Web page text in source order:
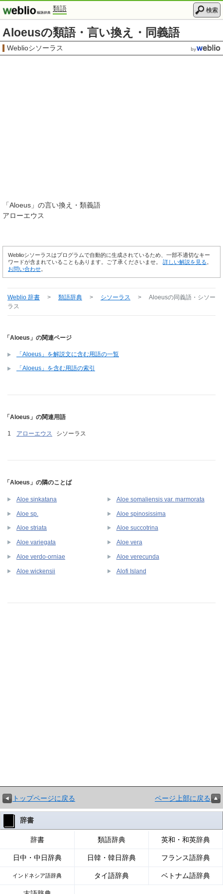
類語 検索
Aloeusの類語・言い換え・同義語
Weblioシソーラス
「Aloeus 」の言い換え・類義語
アローエウス
Weblioシソーラスはプログラムで自動的に生成されているため、一部不適切なキー
ワードが含まれていることもあります。ご了承くださいませ。 詳しい解説を見る
お問い合わせ
Weblio 辞書 > 類語辞典 > シソーラス > Aloeusの同義語・シソー
ラス
「Aloeus」の関連ページ
「Aloeus」を解説文に含む用語の一覧
「Aloeus」を含む用語の索引
「Aloeus」の関連用語
アローエウス シソーラス
「Aloeus」の隣のことば
Aloe sinkatana Aloe somaliensis var. marmorata
Aloe sp. Aloe spinosissima
Aloe striata Aloe succotrina
Aloe variegata Aloe vera
Aloe verdo-orniae Aloe verecunda
Aloe wickensii Alofi Island
トップページに戻る ページ上部に戻る
辞書
辞書 類語辞典 英和・和英辞典
日中・中日辞典 日韓・韓日辞典 フランス語辞典
インドネシア語辞典 タイ語辞典 ベトナム語辞典